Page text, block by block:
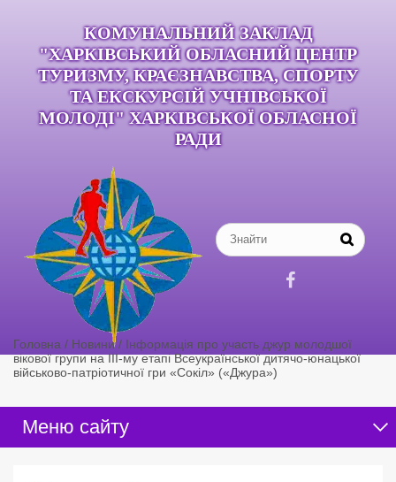
КОМУНАЛЬНИЙ ЗАКЛАД
"ХАРКІВСЬКИЙ ОБЛАСНИЙ ЦЕНТР
ТУРИЗМУ, КРАЄЗНАВСТВА, СПОРТУ
ТА ЕКСКУРСІЙ УЧНІВСЬКОЇ
МОЛОДІ" ХАРКІВСЬКОЇ ОБЛАСНОЇ
РАДИ

Головна / Новини / Інформація про участь джур молодшої
вікової групи на ІІІ-му етапі Всеукраїнської дитячо-юнацької
військово-патріотичної гри «Сокіл» («Джура»)
Меню сайту